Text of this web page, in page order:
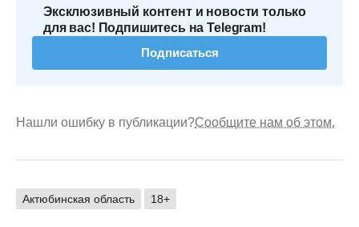
Эксклюзивный контент и новости только
для вас! Подпишитесь на Telegram!
Подписаться
Нашли ошибку в публикации?Сообщите нам об этом.
Актюбинская область 18+